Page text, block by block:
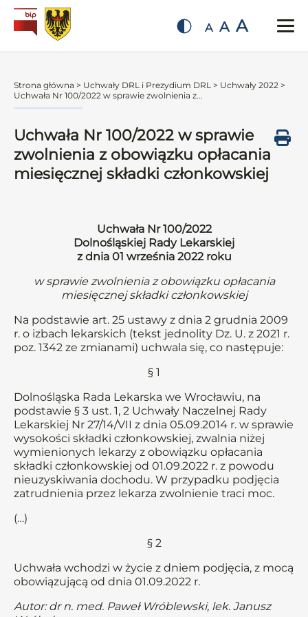
A A A
Strona główna > Uchwały DRL i Prezydium DRL > Uchwały 2022 >
Uchwała Nr 100/2022 w sprawie zwolnienia z...
Uchwała Nr 100/2022 w sprawie
zwolnienia z obowiązku opłacania
miesięcznej składki członkowskiej
Uchwała Nr 100/2022
Dolnośląskiej Rady Lekarskiej
z dnia 01 września 2022 roku
w sprawie zwolnienia z obowiązku opłacania
miesięcznej składki członkowskiej
Na podstawie art. 25 ustawy z dnia 2 grudnia 2009
r. o izbach lekarskich (tekst jednolity Dz. U. z 2021 r.
poz. 1342 ze zmianami) uchwala się, co następuje:
§ 1
Dolnośląska Rada Lekarska we Wrocławiu, na
podstawie § 3 ust. 1, 2 Uchwały Naczelnej Rady
Lekarskiej Nr 27/14/VII z dnia 05.09.2014 r. w sprawie
wysokości składki członkowskiej, zwalnia niżej
wymienionych lekarzy z obowiązku opłacania
składki członkowskiej od 01.09.2022 r. z powodu
nieuzyskiwania dochodu. W przypadku podjęcia
zatrudnienia przez lekarza zwolnienie traci moc.
(…)
§ 2
Uchwała wchodzi w życie z dniem podjęcia, z mocą
obowiązującą od dnia 01.09.2022 r.
Autor: dr n. med. Paweł Wróblewski, lek. Janusz